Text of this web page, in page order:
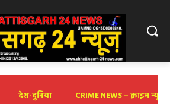
देश-दुनिया CRIME NEWS – क्राइम न्यूज़